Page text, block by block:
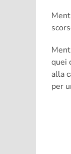
quei
alla
per